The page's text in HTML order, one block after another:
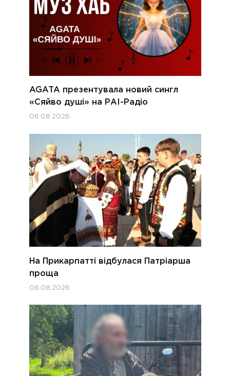
AGATA презентувала новий сингл
«Сяйво душі» на РАІ-Радіо
06.08.2026
На Прикарпатті відбулася Патріарша
проща
06.08.2026